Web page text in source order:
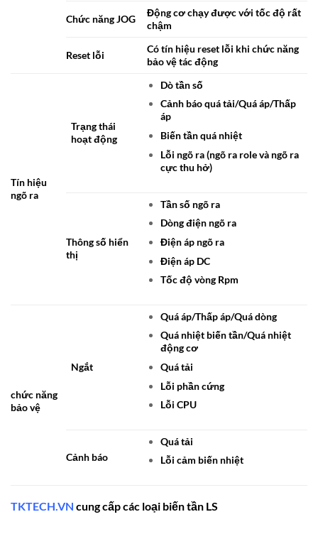
Chức năng JOG
Động cơ chạy được với tốc độ rất
chậm
Reset lỗi
Có tín hiệu reset lỗi khi chức năng
bảo vệ tác động
Tín hiệu
ngõ ra
Trạng thái
hoạt động
Dò tần số
Cảnh báo quá tải/Quá áp/Thấp
áp
Biến tần quá nhiệt
Lỗi ngõ ra (ngõ ra role và ngõ ra
cực thu hở)
Thông số hiển
thị
Tần số ngõ ra
Dòng điện ngõ ra
Điện áp ngõ ra
Điện áp DC
Tốc độ vòng Rpm
chức năng
bảo vệ
Ngắt
Quá áp/Thấp áp/Quá dòng
Quá nhiệt biến tần/Quá nhiệt
động cơ
Quá tải
Lỗi phần cứng
Lỗi CPU
Cảnh báo
Quá tải
Lỗi cảm biến nhiệt
TKTECH.VN cung cấp các loại biến tần LS